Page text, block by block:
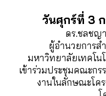
วันศุกร์ที่ 3
ดร.ชลชญ
ผู้อำนวยการส
มหาวิทยาลัยเทคโน
เข้าร่วมประชุมคณะกร
งานในลักษณะโค